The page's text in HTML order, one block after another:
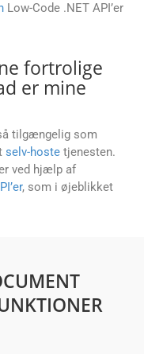
Low-Code .NET API’er
fortrolige
er mine
tilgængelig som
selv-hoste tjenesten.
ved hjælp af
, som i øjeblikket